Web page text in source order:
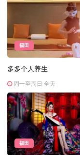
福田
多多个人养生
周一至周日 全天
福田